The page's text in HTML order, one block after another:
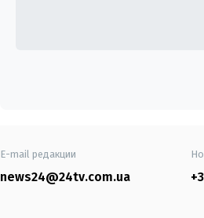
E-mail редакции
news24@24tv.com.ua